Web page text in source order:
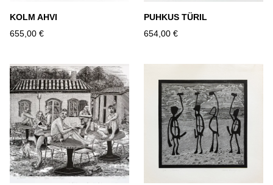
KOLM AHVI
655,00 €
PUHKUS TÜRIL
654,00 €